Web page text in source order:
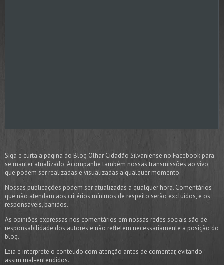
Siga e curta a página do Blog Olhar Cidadão Silvaniense no Facebook para
se manter atualizado. Acompanhe também nossas transmissões ao vivo,
que podem ser realizadas e visualizadas a qualquer momento.
Nossas publicações podem ser atualizadas a qualquer hora. Comentários
que não atendam aos critérios mínimos de respeito serão excluídos, e os
responsáveis, banidos.
As opiniões expressas nos comentários em nossas redes sociais são de
responsabilidade dos autores e não refletem necessariamente a posição do
blog.
Leia e interprete o conteúdo com atenção antes de comentar, evitando
assim mal-entendidos.